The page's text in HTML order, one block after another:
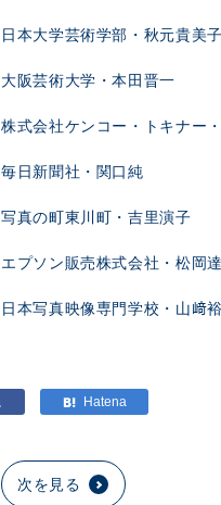
日本大学芸術学部・秋元貴美子
大阪芸術大学・本田晋一
株式会社ケンコー・トキナー
毎日新聞社・関口純
写真の町東川町・吉里演子
エプソン販売株式会社・松岡
日本写真映像専門学校・山﨑
次を見る